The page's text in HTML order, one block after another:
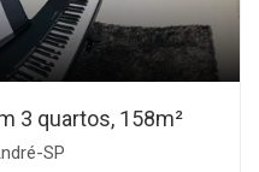
3 quartos, 158m²
SP